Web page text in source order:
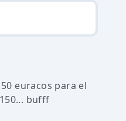
euracos para el
bufff